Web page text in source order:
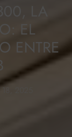
LA
EL
ENTRE
2025